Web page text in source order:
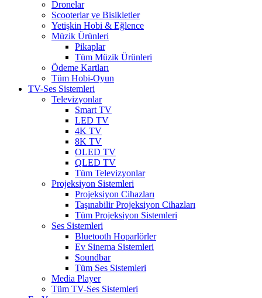
Dronelar
Scooterlar ve Bisikletler
Yetişkin Hobi & Eğlence
Müzik Ürünleri
Pikaplar
Tüm Müzik Ürünleri
Ödeme Kartları
Tüm Hobi-Oyun
TV-Ses Sistemleri
Televizyonlar
Smart TV
LED TV
4K TV
8K TV
OLED TV
QLED TV
Tüm Televizyonlar
Projeksiyon Sistemleri
Projeksiyon Cihazları
Taşınabilir Projeksiyon Cihazları
Tüm Projeksiyon Sistemleri
Ses Sistemleri
Bluetooth Hoparlörler
Ev Sinema Sistemleri
Soundbar
Tüm Ses Sistemleri
Media Player
Tüm TV-Ses Sistemleri